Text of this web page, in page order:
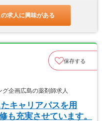
の求人に興味がある
保存する
企画広島の薬剤師求人
キャリアパスを用
も充実させています。